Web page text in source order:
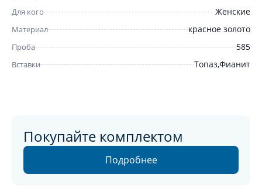
Для кого Женские
Материал красное золото
Проба 585
Вставки Топаз,Фианит
Покупайте комплектом
Подробнее